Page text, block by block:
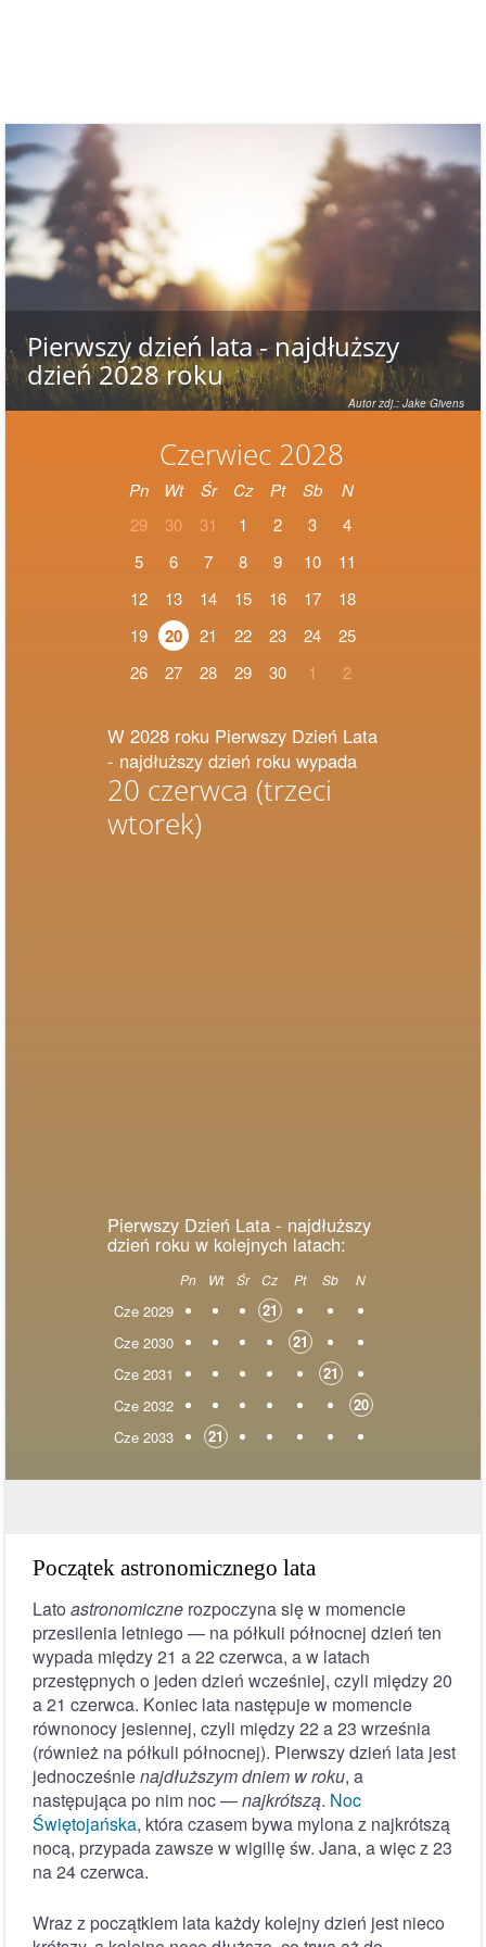
Czerwiec 2028
Pn Wt Śr Cz Pt Sb
N
29
30 31 1 2 3
4
5
6 7 8 9 10
11
12
13 14 15 16 17
18
19
20 21 22 23 24
25
26
27 28 29 30 1 2
W 2028 roku Pierwszy Dzień Lata
- najdłuższy dzień roku wypada
20 czerwca (trzeci
wtorek)
Pierwszy Dzień Lata - najdłuższy
dzień roku w kolejnych latach:
Pn Wt Śr Cz Pt Sb N
Cze 2029
21
Cze 2030
21
Cze 2031
21
Cze 2032
20
Cze 2033
21
Pierwszy dzień lata - najdłuższy
dzień 2028 roku
Autor zdj.: Jake Givens
Początek astronomicznego lata
Lato astronomiczne rozpoczyna się w momencie
przesilenia letniego — na półkuli północnej dzień ten
wypada między 21 a 22 czerwca, a w latach
przestępnych o jeden dzień wcześniej, czyli między 20
a 21 czerwca. Koniec lata następuje w momencie
równonocy jesiennej, czyli między 22 a 23 września
(również na półkuli północnej). Pierwszy dzień lata jest
jednocześnienajdłuższym dniem w roku, a
następująca po nim noc —najkrótszą. Noc
Świętojańska, która czasem bywa mylona z najkrótszą
nocą, przypada zawsze w wigilię św. Jana, a więc z 23
na 24 czerwca.
Wraz z początkiem lata każdy kolejny dzień jest nieco